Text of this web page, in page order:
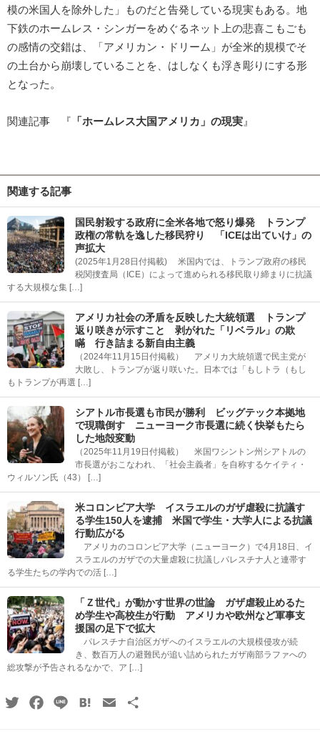
模の米国人を除外した」ものだと告発している現実もある。地
下鉄のホームレス・シンガーをめぐるネット上の悲喜こもごも
の感情の交錯は、「アメリカン・ドリーム」が全米的規模でそ
の土台から崩壊していることを、はしなくも浮き彫りにする形
となった。
関連記事 『 「ホームレス大国アメリカ」の現実』
関連する記事
国民射殺する政府に全米各地で怒り爆発 トランプ
政権の常軌を逸した移民狩り 「ICEは出ていけ」の
声拡大
(2025年1月28日付掲載) 米国内では、トランプ政府の移民
税関捜査局（ICE）によって進められる移民取り締まりに抗議
する大規模な集 […]
アメリカ社会の矛盾を反映した大統領選 トランプ
返り咲きが示すこと 剥がれた「リベラル」の欺
瞞 行き詰まる新自由主義
（2024年11月15日付掲載） アメリカ大統領選で民主党が
大敗し、トランプが返り咲いた。日本では「もしトラ（もし
もトランプが再選 […]
シアトル市長選も市民が勝利 ビッグテック本拠地
で現職倒す ニューヨーク市長選に続く快挙もたら
した地殻変動
（2025年11月19日付掲載） 米国ワシントン州シアトルの
市長選がおこなわれ、「社会主義者」を自称するケイティ・
ウィルソン氏（43） […]
米コロンビア大学 イスラエルのガザ虐殺に抗議す
る学生150人を逮捕 米国で学生・大学人による抗議
行動広がる
アメリカのコロンビア大学（ニューヨーク）で4月18日、イ
スラエルのガザでの大量虐殺に抗議しパレスチナ人と連帯す
る学生たちの学内での活 […]
「Ｚ世代」が動かす世界の世論 ガザ虐殺止めるた
め学生や高校生が行動 アメリカや欧州など軍事支
援国の足下で拡大
パレスチナ自治区ガザへのイスラエルの大規模侵攻が続
き、数百万人の避難民が追い詰められたガザ南部ラファへの
総攻撃が予告されるなかで、ア […]
TwitterFacebook
Line HatenaEmail